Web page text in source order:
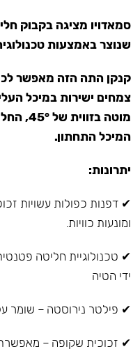
סמאדויו מציגה בקבוק
שנוצר באמצעות
קנקן התה הזה מאפשר
צמחים ישירות במיכל
מוטה
המיכל התחתון.
יתרונות:
✔ דפנות כפולות עשויות
ומונעות כוויות.
✔ טכנולוגיית חליטה
ידי הטיה
✔ פילטר נירוסטה – שומר
✔ זכוכית שקופה –